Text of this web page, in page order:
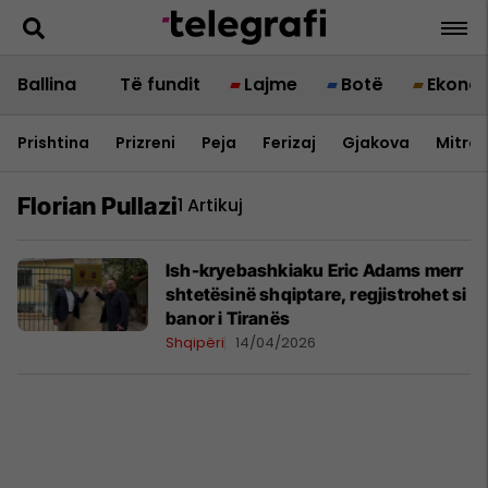
Ballina Të fundit Lajme Botë
Prishtina Prizreni Peja Ferizaj Gjakova
Florian Pullazi1 Artikuj
Ish-kryebashkiaku Eric Adams merr
shtetësinë shqiptare, regjistrohet si
banor i Tiranës
Shqipëri 14/04/2026